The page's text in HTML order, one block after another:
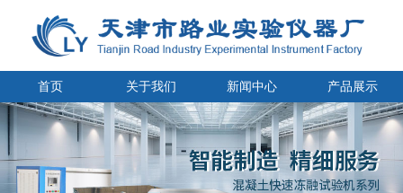
首页 关于我们 新闻中心 产品展示